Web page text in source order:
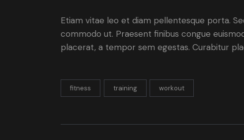
Etiam vitae leo et diam pellentesque porta.
commodo ut. Praesent finibus congue
placerat, a tempor sem egestas. Curabitur
fitness training workout